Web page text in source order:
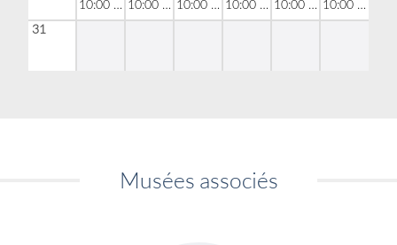
10:00 - 19:00
10:00 - 19:00
10:00 - 19:00
10:00 - 19:00
10:00 - 19:00
10:00 - 19:00
31
Musées associés